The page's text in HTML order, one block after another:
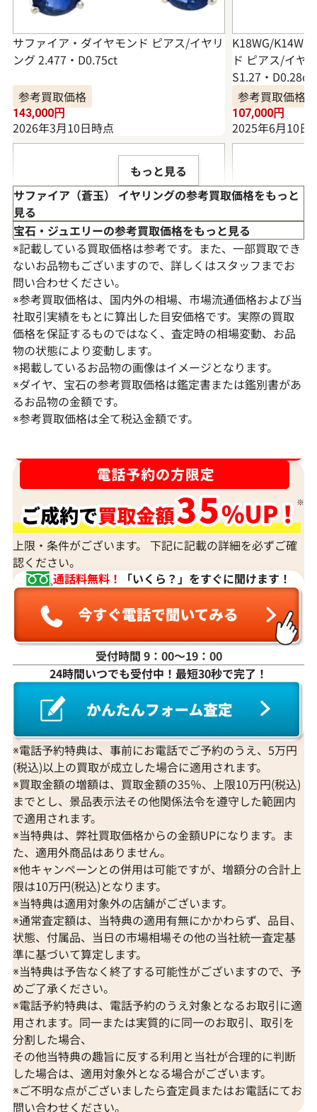
サファイア・ダイヤモンド ピアス/イヤリ
ング 2.477・D0.75ct
参考買取価格
143,000円
2026年3月10日時点
K18WG/
ド ピアス/イヤ
S1.27・D0.28ct
参考買取価格
107,000円
2025年6月10日
Pt･Pm900 サファイア・ダイヤモンド ピ
アス/イヤリング 0.55・0.57・0.26・
0.26ct
参考買取価格
Pt･Pm900 サフ
アス/イヤリン
Pt･Pm900 サファイア・ダイヤモンド ピ
アス/イヤリング 0.99・0.28・0.98・
0.28ct
参考買取価格
83,000円
2025年9月10日時点
K18 サファイア
ヤリング 0.26
参考買取価格
66,000 円
2025年12月10
K18 サファイア・ダイヤモンド ピアス/イ
ヤリング
参考買取価格
66,000円
2026年2月10日時点
Pt･Pm900 サフ
アス/イヤリン
参考買取価格
62,000
2026年1月10日
もっと見る
サファイア（蒼玉） イヤリングの参考買取価格をもっと
見る
宝石・ジュエリーの参考買取価格をもっと見る
※記載している買取価格は参考です。また、一部買取でき
ないお品物もございますので、詳しくはスタッフまでお
問い合わせください。
※参考買取価格は、国内外の相場、市場流通価格および当
社取引実績をもとに算出した目安価格です。実際の買取
価格を保証するものではなく、査定時の相場変動、お品
物の状態により変動します。
※掲載しているお品物の画像はイメージとなります。
※ダイヤ、宝石の参考買取価格は鑑定書または鑑別書があ
るお品物の金額です。
※参考買取価格は全て税込金額です。
上限・条件がございます。 下記に記載の詳細を必ずご確
認ください。
通話料無料！
「いくら？」をすぐに聞けます！
受付時間 9：00〜19：00
24時間いつでも受付中！最短30秒で完了！
※電話予約特典は、事前にお電話でご予約のうえ、5万円
(税込)以上の買取が成立した場合に適用されます。
※買取金額の増額は、買取金額の35％、上限10万円(税込)
までとし、景品表示法その他関係法令を遵守した範囲内
で適用されます。
※当特典は、弊社買取価格からの金額UPになります。ま
た、適用外商品はありません。
※他キャンペーンとの併用は可能ですが、増額分の合計上
限は10万円(税込)となります。
※当特典は適用対象外の店舗がございます。
※通常査定額は、当特典の適用有無にかかわらず、品目、
状態、付属品、当日の市場相場その他の当社統一査定基
準に基づいて算定します。
※当特典は予告なく終了する可能性がございますので、予
めご了承ください。
※電話予約特典は、電話予約のうえ対象となるお取引に適
用されます。同一または実質的に同一のお取引、取引を
分割した場合、
その他当特典の趣旨に反する利用と当社が合理的に判断
した場合は、適用対象外となる場合がございます。
※ご不明な点がございましたら査定員またはお電話にてお
問い合わせください。